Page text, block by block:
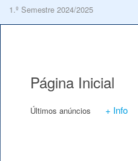
1.º Semestre 2024/2025
Página Inicial
Últimos anúncios + Info